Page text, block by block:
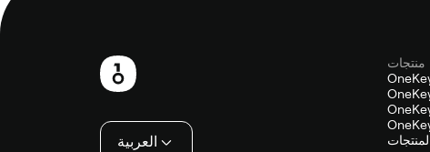
العربية
منتجات